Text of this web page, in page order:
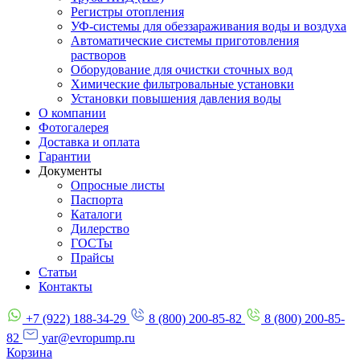
Регистры отопления
УФ-системы для обеззараживания воды и воздуха
Автоматические системы приготовления
растворов
Оборудование для очистки сточных вод
Химические фильтровальные установки
Установки повышения давления воды
О компании
Фотогалерея
Доставка и оплата
Гарантии
Документы
Опросные листы
Паспорта
Каталоги
Дилерство
ГОСТы
Прайсы
Статьи
Контакты
+7 (922) 188-34-29 8 (800) 200-85-82
8 (800) 200-85-
82
yar@evropump.ru
Корзина